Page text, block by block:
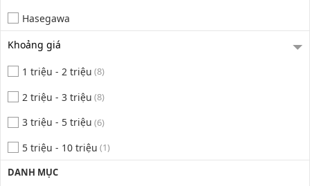
Hasegawa
Khoảng giá
1 triệu - 2 triệu (8)
2 triệu - 3 triệu (8)
3 triệu - 5 triệu (6)
5 triệu - 10 triệu (1)
DANH MỤC